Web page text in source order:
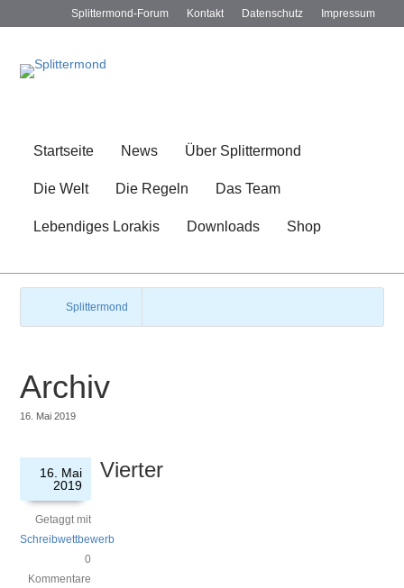
Impressum
Datenschutz
Kontakt
Splittermond-Forum
Startseite News Über Splittermond
Die Welt Die Regeln Das Team
Lebendiges Lorakis Downloads Shop
Splittermond
Archiv
16. Mai 2019
16. Mai
2019
Getaggt mit
Schreibwettbewerb
0
Kommentare
Vierter